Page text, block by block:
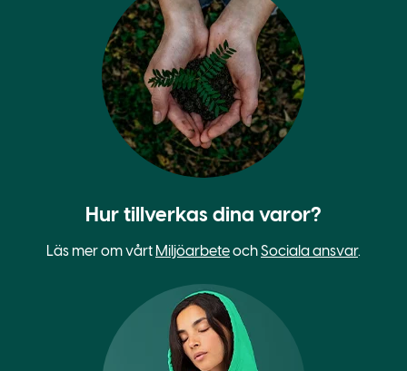
Hur tillverkas dina varor?
Läs mer om vårt MiljöarbeteochSociala ansvar.